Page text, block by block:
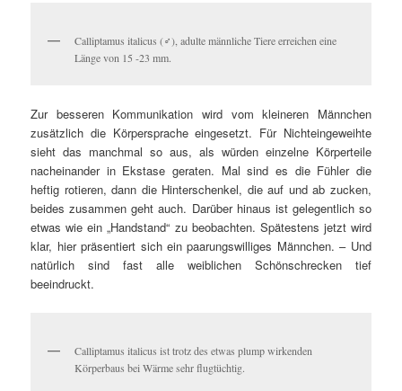
Calliptamus italicus (♂), adulte männliche Tiere erreichen eine
Länge von 15 -23 mm.
Zur besseren Kommunikation wird vom kleineren Männchen
zusätzlich die Körpersprache eingesetzt. Für Nichteingeweihte
sieht das manchmal so aus, als würden einzelne Körperteile
nacheinander in Ekstase geraten. Mal sind es die Fühler die
heftig rotieren, dann die Hinterschenkel, die auf und ab zucken,
beides zusammen geht auch. Darüber hinaus ist gelegentlich so
etwas wie ein „Handstand“ zu beobachten. Spätestens jetzt wird
klar, hier präsentiert sich ein paarungswilliges Männchen. – Und
natürlich sind fast alle weiblichen Schönschrecken tief
beeindruckt.
Calliptamus italicus ist trotz des etwas plump wirkenden
Körperbaus bei Wärme sehr flugtüchtig.